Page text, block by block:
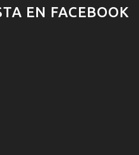
EN FACEBOOK